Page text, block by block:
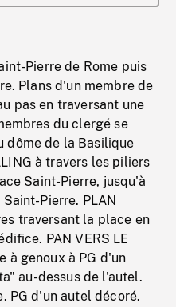
Pierre de Rome puis
Plans d'un membre de
pas en traversant une
du clergé se
dôme de la Basilique
à travers les piliers
Saint-Pierre, jusqu'à
Pierre. PLAN
traversant la place en
PAN VERS LE
à genoux à PG d'un
au-dessus de l'autel.
PG d'un autel décoré.